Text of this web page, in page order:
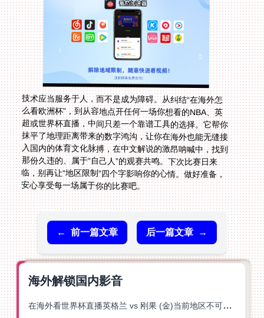
技术应当服务于人，而不是成为障碍。从纠结“在海外怎
么看欧洲杯”，到从容地点开任何一场你想看的NBA、英
超或世界杯直播，中间只差一个靠谱工具的选择。它帮你
抹平了地理距离带来的数字鸿沟，让你在海外也能无缝接
入国内的体育文化脉搏，在中文解说的激昂呐喊中，找到
那份久违的、属于“自己人”的观赛共鸣。下次比赛日来
临，别再让“地区限制”四个字影响你的心情。做好准备，
安心享受每一场属于你的比赛吧。
← 前一篇文章 后一篇文章 →
海外解锁国内影音
在海外看世界杯直播英格兰 vs 刚果 (金)当前地区不可播放？这篇指南帮你突破所有限制